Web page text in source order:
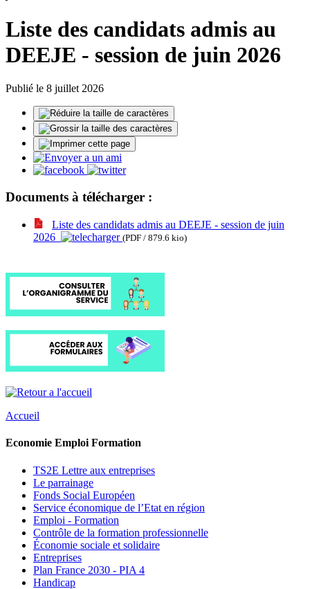
Liste des candidats admis au
DEEJE - session de juin 2026
Publié le 8 juillet 2026
Documents à télécharger :
Liste des candidats admis au DEEJE - session de juin
2026
(PDF / 879.6 kio)
Accueil
Economie Emploi Formation
TS2E Lettre aux entreprises
Le parrainage
Fonds Social Européen
Service économique de l’Etat en région
Emploi - Formation
Contrôle de la formation professionnelle
Économie sociale et solidaire
Entreprises
Plan France 2030 - PIA 4
Handicap